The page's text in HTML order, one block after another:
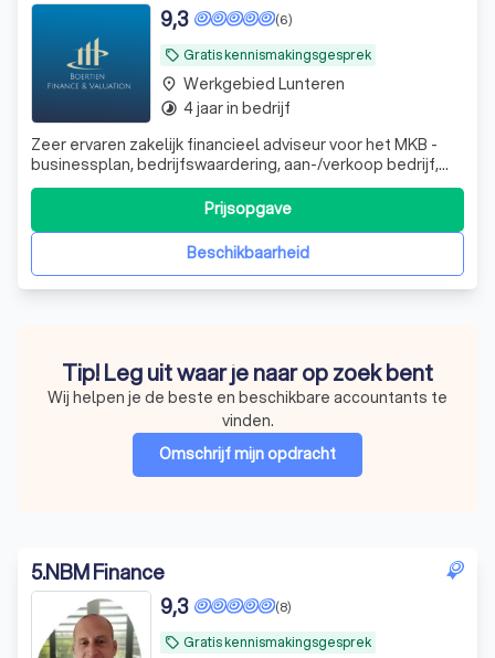
local_offer Gratis kennismakingsgesprek
(6)
9,3
Zeer ervaren zakelijk financieel adviseur voor het MKB -
businessplan, bedrijfswaardering, aan-/verkoop bedrijf,
werknemersparticipaties, financieel zwaar weer en whoa
trajecten. DGA advisering
Beschikbaarheid
Prijsopgave
place Werkgebied Lunteren
timelapse 4 jaar in bedrijf
Tip! Leg uit waar je naar op zoek bent
Wij helpen je de beste en beschikbare accountants te
vinden.
Omschrijf mijn opdracht
5.NBM Finance
local_offer Gratis kennismakingsgesprek
(8)
9,3